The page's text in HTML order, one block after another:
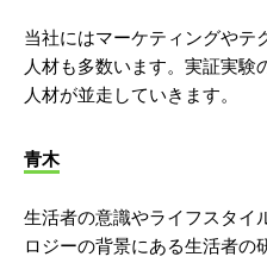
当社にはマーケティングやテ
人材も多数います。実証実験
人材が並走していきます。
青木
生活者の意識やライフスタイ
ロジーの背景にある生活者の